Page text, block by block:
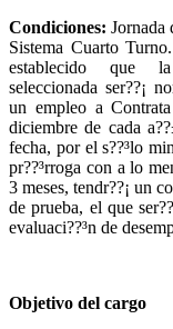
Condiciones: Jornada
Sistema Cuarto
establecido que
seleccionada ser??¡
un empleo a
diciembre de cada
fecha, por el s??³lo
pr??³rroga con a lo
3 meses, tendr??¡ un
de prueba, el que
evaluaci??³n de
Objetivo del cargo